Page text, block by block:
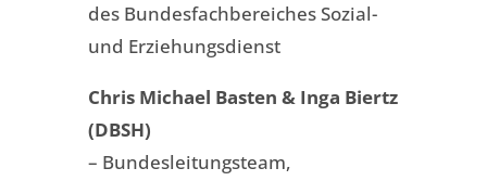
des Bundesfachbereiches Sozial-
und Erziehungsdienst
Chris Michael Basten & Inga Biertz
(DBSH)
– Bundesleitungsteam,